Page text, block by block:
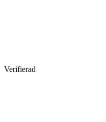
Verifierad